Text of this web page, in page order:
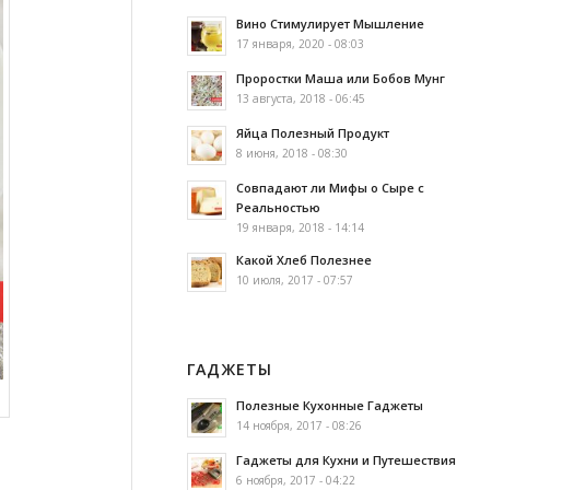
Вино Стимулирует Мышление
17 января, 2020 - 08:03
Проростки Маша или Бобов Мунг
13 августа, 2018 - 06:45
Яйца Полезный Продукт
8 июня, 2018 - 08:30
Совпадают ли Мифы о Сыре с
Реальностью
19 января, 2018 - 14:14
Какой Хлеб Полезнее
10 июля, 2017 - 07:57
ГАДЖЕТЫ
Полезные Кухонные Гаджеты
14 ноября, 2017 - 08:26
Гаджеты для Кухни и Путешествия
6 ноября, 2017 - 04:22